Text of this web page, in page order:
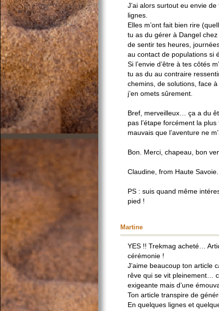
J’ai alors surtout eu envie
lignes.
Elles m’ont fait bien rire
tu as du gérer à Dangel
de sentir tes heures,
au contact de populations si
Si l’envie d’être à tes côtés
tu as du au contraire
chemins, de solutions, face
j’en omets sûrement.
Bref, merveilleux… ça a du
pas l’étape forcément la
mauvais que l’aventure ne
Bon. Merci, chapeau, bon
Claudine, from Haute Savoie.
PS : suis quand même
pied !
Martine
YES !! Trekmag acheté…
cérémonie !
J’aime beaucoup ton article
rêve qui se vit pleinement…
exigeante mais d’une
Ton article transpire de
En quelques lignes et